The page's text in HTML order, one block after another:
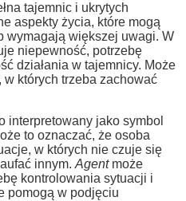
tajemnic i ukrytych
aspekty życia, które mogą
wymagają większej uwagi. W
niepewność, potrzebę
działania w tajemnicy. Może
których trzeba zachować
interpretowany jako symbol
to oznaczać, że osoba
w których nie czuje się
innym. Agentmoże
kontrolowania sytuacji i
pomogą w podjęciu